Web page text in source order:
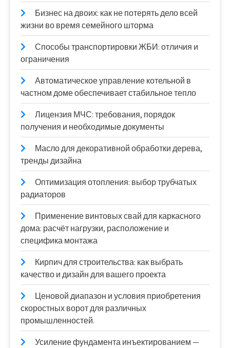
Бизнес на двоих: как не потерять дело всей
жизни во время семейного шторма
Способы транспортировки ЖБИ: отличия и
ограничения
Автоматическое управление котельной в
частном доме обеспечивает стабильное тепло
Лицензия МЧС: требования, порядок
получения и необходимые документы
Масло для декоративной обработки дерева,
тренды дизайна
Оптимизация отопления: выбор трубчатых
радиаторов
Применение винтовых свай для каркасного
дома: расчёт нагрузки, расположение и
специфика монтажа
Кирпич для строительства: как выбрать
качество и дизайн для вашего проекта
Ценовой диапазон и условия приобретения
скоростных ворот для различных
промышленностей.
Усиление фундамента инъектированием —